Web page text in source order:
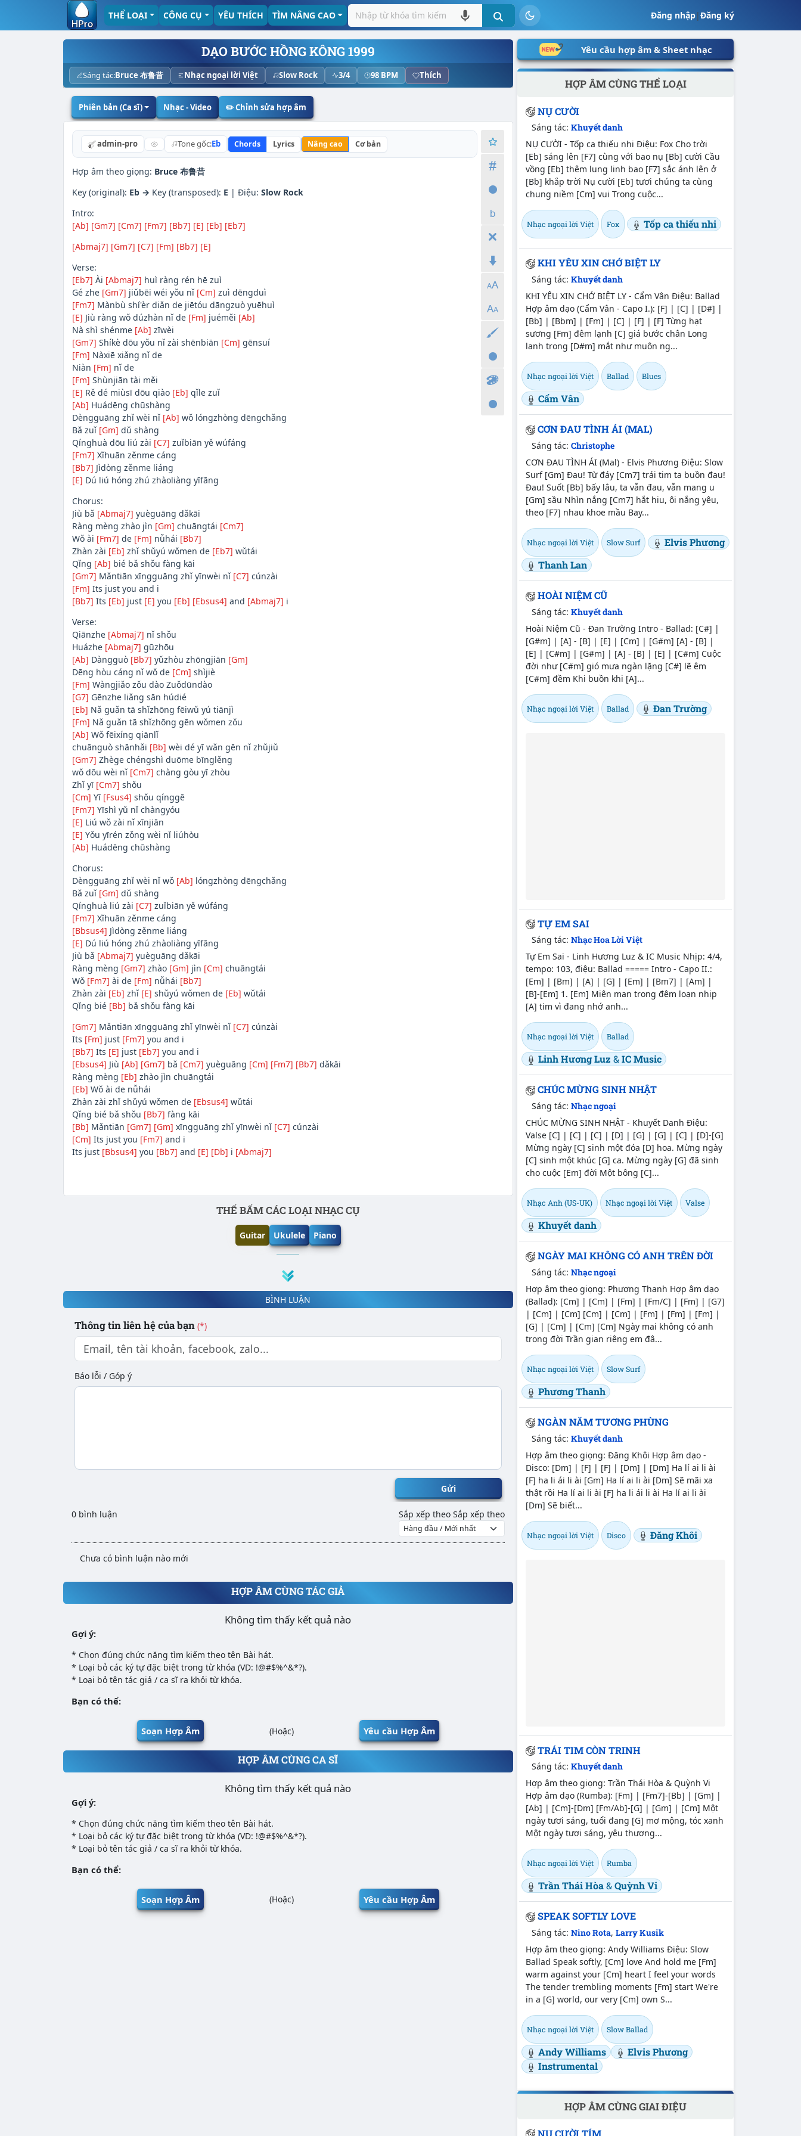
Đăng nhập|Đăng ký
THỂ LOẠI CÔNG CỤ YÊU THÍCH TÌM NÂNG CAO
DẠO BƯỚC HỒNG KÔNG 1999
Sáng tác:Bruce 布鲁昔 Nhạc ngoại lời Việt Slow Rock 3/4 98 BPM Thích
Phiên bản (Ca sĩ) Nhạc - Video ✏️ Chỉnh sửa hợp âm
admin-pro Tone gốc:Eb Chords Lyrics Nâng cao Cơ bản
Hợp âm theo giọng: Bruce 布鲁昔
Key (original): Eb → Key (transposed): E | Điệu: Slow Rock
Intro:
[Ab] [Gm7] [Cm7] [Fm7] [Bb7] [E] [Eb] [Eb7]
[Abmaj7] [Gm7] [C7] [Fm] [Bb7] [E]
Verse:
[Eb7] Ài [Abmaj7] huì ràng rén hē zuì
Gé zhe [Gm7] jiǔbēi wéi yǒu nǐ [Cm] zuì dēngduì
[Fm7] Mànbù shí'èr diǎn de jiētóu dāngzuò yuēhuì
[E] Jiù ràng wǒ dúzhàn nǐ de [Fm] juéměi [Ab]
Nà shì shénme [Ab] zīwèi
[Gm7] Shíkè dōu yǒu nǐ zài shēnbiān [Cm] gēnsuí
[Fm] Nàxiē xiǎng nǐ de
Niàn [Fm] nǐ de
[Fm] Shùnjiān tài měi
[E] Rě dé miùsī dōu qiào [Eb] qǐle zuǐ
[Ab] Huádēng chūshàng
Dèngguāng zhǐ wèi nǐ [Ab] wǒ lóngzhòng dēngchǎng
Bǎ zuǐ [Gm] dǔ shàng
Qínghuà dōu liú zài [C7] zuǐbiān yě wúfáng
[Fm7] Xǐhuān zěnme cáng
[Bb7] Jìdòng zěnme liáng
[E] Dú liú hóng zhú zhàoliàng yīfāng
Chorus:
Jiù bǎ [Abmaj7] yuèguāng dǎkāi
Ràng mèng zhào jìn [Gm] chuāngtái [Cm7]
Wǒ ài [Fm7] de [Fm] nǚhái [Bb7]
Zhàn zài [Eb] zhǐ shǔyú wǒmen de [Eb7] wǔtái
Qǐng [Ab] bié bǎ shǒu fàng kāi
[Gm7] Mǎntiān xīngguāng zhǐ yīnwèi nǐ [C7] cúnzài
[Fm] Its just you and i
[Bb7] Its [Eb] just [E] you [Eb] [Ebsus4] and [Abmaj7] i
Verse:
Qiānzhe [Abmaj7] nǐ shǒu
Huázhe [Abmaj7] gūzhōu
[Ab] Dàngguò [Bb7] yǔzhòu zhōngjiān [Gm]
Dēng hòu cáng nǐ wǒ de [Cm] shìjiè
[Fm] Wàngjiǎo zǒu dào Zuǒdūndào
[G7] Gēnzhe liǎng sān húdié
[Eb] Nǎ guǎn tā shǐzhōng fēiwǔ yú tiānjì
[Fm] Nǎ guǎn tā shǐzhōng gēn wǒmen zǒu
[Ab] Wǒ fēixíng qiānlǐ
chuānguò shānhǎi [Bb] wèi dé yī wǎn gēn nǐ zhǔjiǔ
[Gm7] Zhège chéngshì duōme bīnglěng
wǒ dōu wèi nǐ [Cm7] chàng gòu yī zhòu
Zhǐ yī [Cm7] shǒu
[Cm] Yī [Fsus4] shǒu qínggē
[Fm7] Yīshì yǔ nǐ chàngyóu
[E] Liú wǒ zài nǐ xīnjiān
[E] Yǒu yīrén zǒng wèi nǐ liúhòu
[Ab] Huádēng chūshàng
Chorus:
Dèngguāng zhǐ wèi nǐ wǒ [Ab] lóngzhòng dēngchǎng
Bǎ zuǐ [Gm] dǔ shàng
Qínghuà liú zài [C7] zuǐbiān yě wúfáng
[Fm7] Xǐhuān zěnme cáng
[Bbsus4] Jìdòng zěnme liáng
[E] Dú liú hóng zhú zhàoliàng yīfāng
Jiù bǎ [Abmaj7] yuèguāng dǎkāi
Ràng mèng [Gm7] zhào [Gm] jìn [Cm] chuāngtái
Wǒ [Fm7] ài de [Fm] nǚhái [Bb7]
Zhàn zài [Eb] zhǐ [E] shǔyú wǒmen de [Eb] wǔtái
Qǐng bié [Bb] bǎ shǒu fàng kāi
[Gm7] Mǎntiān xīngguāng zhǐ yīnwèi nǐ [C7] cúnzài
Its [Fm] just [Fm7] you and i
[Bb7] Its [E] just [Eb7] you and i
[Ebsus4] Jiù [Ab] [Gm7] bǎ [Cm7] yuèguāng [Cm] [Fm7] [Bb7] dǎkāi
Ràng mèng [Eb] zhào jìn chuāngtái
[Eb] Wǒ ài de nǚhái
Zhàn zài zhǐ shǔyú wǒmen de [Ebsus4] wǔtái
Qǐng bié bǎ shǒu [Bb7] fàng kāi
[Bb] Mǎntiān [Gm7] [Gm] xīngguāng zhǐ yīnwèi nǐ [C7] cúnzài
[Cm] Its just you [Fm7] and i
Its just [Bbsus4] you [Bb7] and [E] [Db] i [Abmaj7]
THẾ BẤM CÁC LOẠI NHẠC CỤ
Guitar Ukulele Piano
BÌNH LUẬN
Thông tin liên hệ của bạn (*)
Báo lỗi / Góp ý
Gửi
0 bình luận Sắp xếp theo Sắp xếp theo
Chưa có bình luận nào mới
HỢP ÂM CÙNG TÁC GIẢ
Không tìm thấy kết quả nào
Gợi ý:
* Chọn đúng chức năng tìm kiếm theo tên Bài hát.
* Loại bỏ các ký tự đặc biệt trong từ khóa (VD: !@#$%^&*?).
* Loại bỏ tên tác giả / ca sĩ ra khỏi từ khóa.
Bạn có thể:
Soạn Hợp Âm (Hoặc) Yêu cầu Hợp Âm
HỢP ÂM CÙNG CA SĨ
Không tìm thấy kết quả nào
Gợi ý:
* Chọn đúng chức năng tìm kiếm theo tên Bài hát.
* Loại bỏ các ký tự đặc biệt trong từ khóa (VD: !@#$%^&*?).
* Loại bỏ tên tác giả / ca sĩ ra khỏi từ khóa.
Bạn có thể:
Soạn Hợp Âm (Hoặc) Yêu cầu Hợp Âm
Yêu cầu hợp âm & Sheet nhạc
HỢP ÂM CÙNG THỂ LOẠI
NỤ CƯỜI
Sáng tác:Khuyết danh
NỤ CƯỜI - Tốp ca thiếu nhi Điệu: Fox Cho trời
[Eb] sáng lên [F7] cùng với bao nụ [Bb] cười Cầu
vồng [Eb] thêm lung linh bao [F7] sắc ánh lên ở
[Bb] khắp trời Nụ cười [Eb] tươi chúng ta cùng
chung niềm [Cm] vui Trong cuộc...
Nhạc ngoại lời Việt Fox Tốp ca thiếu nhi
KHI YÊU XIN CHỚ BIỆT LY
Sáng tác:Khuyết danh
KHI YÊU XIN CHỚ BIỆT LY - Cẩm Vân Điệu: Ballad
Hợp âm dạo (Cẩm Vân - Capo I.): [F] | [C] | [D#] |
[Bb] | [Bbm] | [Fm] | [C] | [F] | [F] Từng hạt
sương [Fm] đêm lạnh [C] giá bước chân Long
lanh trong [D#m] mắt như muôn ng...
Nhạc ngoại lời Việt Ballad Blues
Cẩm Vân
CƠN ĐAU TÌNH ÁI (MAL)
Sáng tác:Christophe
CƠN ĐAU TÌNH ÁI (Mal) - Elvis Phương Điệu: Slow
Surf [Gm] Ðau! Từ đáy [Cm7] trái tim ta buồn đau!
Ðau! Suốt [Bb] bấy lâu, ta vẫn đau, vẫn mang u
[Gm] sầu Nhìn nắng [Cm7] hắt hiu, ôi nắng yêu,
theo [F7] nhau khoe mầu Bay...
Nhạc ngoại lời Việt Slow Surf
Elvis Phương
Thanh Lan
HOÀI NIỆM CŨ
Sáng tác:Khuyết danh
Hoài Niệm Cũ - Đan Trường Intro - Ballad: [C#] |
[G#m] | [A] - [B] | [E] | [Cm] | [G#m] [A] - [B] |
[E] | [C#m] | [G#m] | [A] - [B] | [E] | [C#m] Cuộc
đời như [C#m] gió mưa ngàn lặng [C#] lẽ êm
[C#m] đềm Khi buồn khi [A]...
Nhạc ngoại lời Việt Ballad Đan Trường
TỰ EM SAI
Sáng tác:Nhạc Hoa Lời Việt
Tự Em Sai - Linh Hương Luz & IC Music Nhịp: 4/4,
tempo: 103, điệu: Ballad ===== Intro - Capo II.:
[Em] | [Bm] | [A] | [G] | [Em] | [Bm7] | [Am] |
[B]-[Em] 1. [Em] Miên man trong đêm loạn nhịp
[A] tim vì đang nhớ anh...
Nhạc ngoại lời Việt Ballad
Linh Hương Luz &IC Music
CHÚC MỪNG SINH NHẬT
Sáng tác:Nhạc ngoại
CHÚC MỪNG SINH NHẬT - Khuyết Danh Điệu:
Valse [C] | [C] | [C] | [D] | [G] | [G] | [C] | [D]-[G]
Mừng ngày [C] sinh một đóa [D] hoa. Mừng ngày
[C] sinh một khúc [G] ca. Mừng ngày [G] đã sinh
cho cuộc [Em] đời Một bông [C]...
Nhạc Anh (US-UK) Nhạc ngoại lời Việt Valse
Khuyết danh
NGÀY MAI KHÔNG CÓ ANH TRÊN ĐỜI
Sáng tác:Nhạc ngoại
Hợp âm theo giọng: Phương Thanh Hợp âm dạo
(Ballad): [Cm] | [Cm] | [Fm] | [Fm/C] | [Fm] | [G7]
| [Cm] | [Cm] [Cm] | [Cm] | [Fm] | [Fm] | [Fm] |
[G] | [Cm] | [Cm] [Cm] Ngày mai không có anh
trong đời Trần gian riêng em đâ...
Nhạc ngoại lời Việt Slow Surf
Phương Thanh
NGÀN NĂM TƯƠNG PHÙNG
Sáng tác:Khuyết danh
Hợp âm theo giọng: Đăng Khôi Hợp âm dạo -
Disco: [Dm] | [F] | [F] | [Dm] | [Dm] Ha lí ai li ài
[F] ha li ái li ài [Gm] Ha lí ai li ài [Dm] Sẽ mãi xa
thật rồi Ha lí ai li ài [F] ha li ái li ài Ha lí ai li ài
[Dm] Sẽ biết...
Nhạc ngoại lời Việt Disco Đăng Khôi
TRÁI TIM CÒN TRINH
Sáng tác:Khuyết danh
Hợp âm theo giọng: Trần Thái Hòa & Quỳnh Vi
Hợp âm dạo (Rumba): [Fm] | [Fm7]-[Bb] | [Gm] |
[Ab] | [Cm]-[Dm] [Fm/Ab]-[G] | [Gm] | [Cm] Một
ngày tươi sáng, tuổi đang [G] mơ mộng, tóc xanh
Một ngày tươi sáng, yêu thương...
Nhạc ngoại lời Việt Rumba
Trần Thái Hòa&Quỳnh Vi
SPEAK SOFTLY LOVE
Sáng tác:Nino Rota,Larry Kusik
Hợp âm theo giọng: Andy Williams Điệu: Slow
Ballad Speak softly, [Cm] love And hold me [Fm]
warm against your [Cm] heart I feel your words
The tender trembling moments [Fm] start We're
in a [G] world, our very [Cm] own S...
Nhạc ngoại lời Việt Slow Ballad
Andy Williams
Elvis Phương
Instrumental
HỢP ÂM CÙNG GIAI ĐIỆU
NỤ CƯỜI TÍM